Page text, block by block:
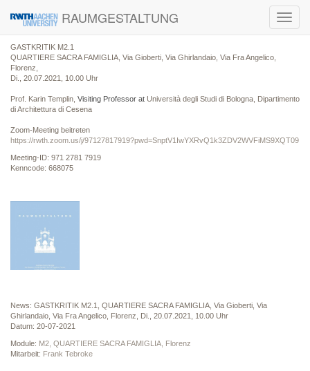
RAUMGESTALTUNG
GASTKRITIK M2.1
QUARTIERE SACRA FAMIGLIA, Via Gioberti, Via Ghirlandaio, Via Fra Angelico,
Florenz,
Di., 20.07.2021, 10.00 Uhr
Prof. Karin Templin, Visiting Professor at Università degli Studi di Bologna, Dipartimento
di Architettura di Cesena
Zoom-Meeting beitreten
https://rwth.zoom.us/j/97127817919?pwd=SnptV1IwYXRvQ1k3ZDV2WVFiMS9XQT09
Meeting-ID: 971 2781 7919
Kenncode: 668075
News: GASTKRITIK M2.1, QUARTIERE SACRA FAMIGLIA, Via Gioberti, Via
Ghirlandaio, Via Fra Angelico, Florenz, Di., 20.07.2021, 10.00 Uhr
Datum: 20-07-2021
Module: M2, QUARTIERE SACRA FAMIGLIA, Florenz
Mitarbeit: Frank Tebroke